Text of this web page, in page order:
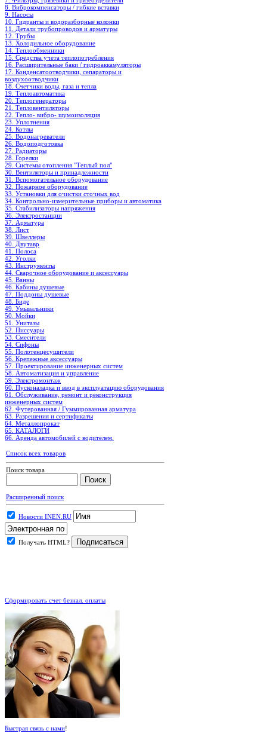
8. Виброкомпенсаторы / гибкие вставки
9. Насосы
10. Гидранты и водоразборные колонки
11. Детали трубопроводов и арматуры
12. Трубы
13. Холодильное oборудование
14. Теплообменники
15. Средства учета теплопотребления
16. Расширительные баки / гидроаккамуляторы
17. Конденсатоотводчики, сепараторы и
воздухоотводчики
18. Счетчики воды, газа и тепла
19. Теплоавтоматика
20. Теплогенераторы
21. Тепловентиляторы
22. Тепло- вибро- шумоизоляция
23. Уплотнения
24. Котлы
25. Водонагреватели
26. Водоподготовка
27. Радиаторы
28. Горелки
29. Системы отопления "Теплый пол"
30. Вентиляторы и принадлежности
31. Вспомогательное оборудование
32. Пожарное оборудование
33. Установки для очистки сточных вод
34. Контрольно-измерительные приборы и автоматика
35. Стабилизаторы напряжения
36. Электростанции
37. Арматура
38. Лист
39. Швеллеры
40. Двутавр
41. Полоса
42. Уголки
43. Инструменты
44. Сварочное оборудование и аксессуары
45. Ванны
46. Кабины душевые
47. Поддоны душевые
48. Биде
49. Умывальники
50. Мойки
51. Унитазы
52. Писсуары
53. Смесители
54. Сифоны
55. Полотенцесушители
56. Крепежные аксессуары
57. Проектирование инженерных систем
58. Автоматизация и управление
59. Электромонтаж
60. Пусконаладка и ввод в эксплуатацию оборудования
61. Обслуживание, ремонт и реконструкция
инженерных систем
62. Футерованная / Гуммированная арматура
63. Разрешения и сертификаты
64. Металлопрокат
65. КАТАЛОГИ
66. Аренда автомобилей с водителем.
Список всех товаров
Поиск товара
Расширенный поиск
Новости INEN.RU
Получать HTML?
Сформировать счет безнал. оплаты
Быстрая связь с нами!